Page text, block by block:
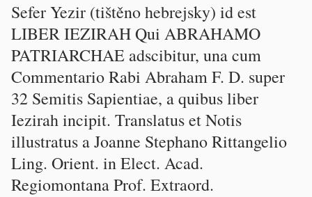
Sefer Yezir (tištěno hebrejsky) id est
LIBER IEZIRAH Qui ABRAHAMO
PATRIARCHAE adscibitur, una cum
Commentario Rabi Abraham F. D. super
32 Semitis Sapientiae, a quibus liber
Iezirah incipit. Translatus et Notis
illustratus a Joanne Stephano Rittangelio
Ling. Orient. in Elect. Acad.
Regiomontana Prof. Extraord.